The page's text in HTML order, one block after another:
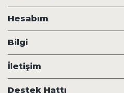
Hesabım
Bilgi
İletişim
Destek Hattı